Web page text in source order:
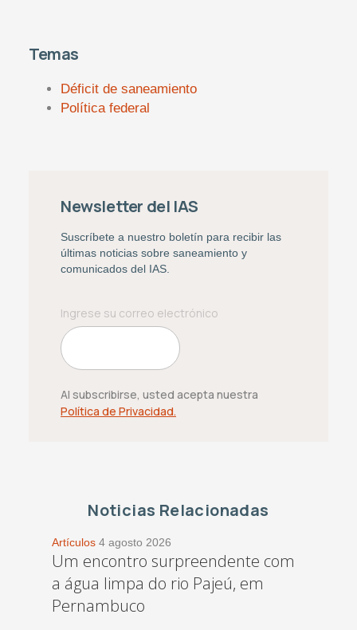
Temas
Déficit de saneamiento
Política federal
Newsletter del IAS
Suscríbete a nuestro boletín para recibir las
últimas noticias sobre saneamiento y
comunicados del IAS.
Al subscribirse, usted acepta nuestra
Política de Privacidad.
Noticias Relacionadas
Artículos 4 agosto 2026
Um encontro surpreendente com
a água limpa do rio Pajeú, em
Pernambuco